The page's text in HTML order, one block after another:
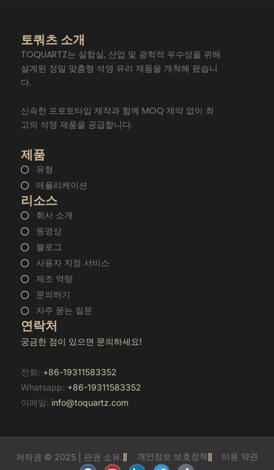
토쿼츠 소개
TOQUARTZ는 실험실, 산업 및 광학적 우수성을 위해
설계된 정밀 맞춤형 석영 유리 제품을 개척해 왔습니
다.
신속한 프로토타입 제작과 함께 MOQ 제약 없이 최
고의 석영 제품을 공급합니다.
제품
유형
애플리케이션
리소스
회사 소개
동영상
블로그
사용자 지정 서비스
제조 역량
문의하기
자주 묻는 질문
연락처
궁금한 점이 있으면 문의하세요!
전화: +86-19311583352
Whatsapp: +86-19311583352
이메일: info@toquartz.com
저작권 © 2025 | 판권 소유. 개인정보 보호정책
이용 약관
F
유 링 트 틱